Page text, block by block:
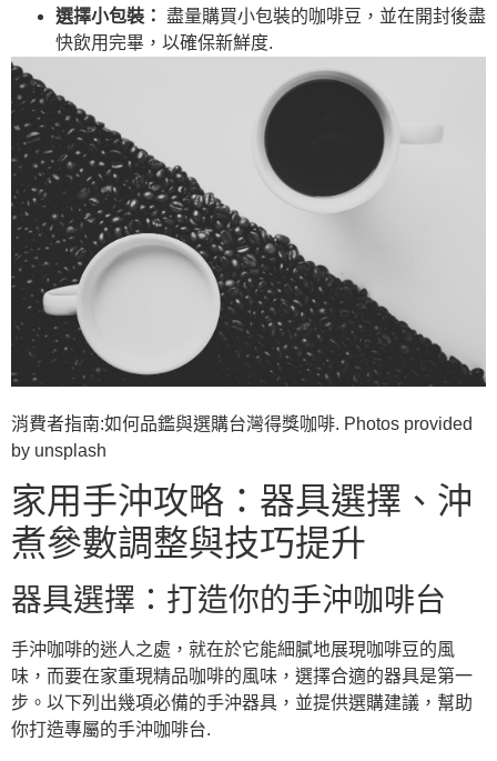
選擇小包裝： 盡量購買小包裝的咖啡豆，並在開封後盡
快飲用完畢，以確保新鮮度.
消費者指南:如何品鑑與選購台灣得獎咖啡. Photos provided
by unsplash
家用手沖攻略：器具選擇、沖
煮參數調整與技巧提升
器具選擇：打造你的手沖咖啡台
手沖咖啡的迷人之處，就在於它能細膩地展現咖啡豆的風
味，而要在家重現精品咖啡的風味，選擇合適的器具是第一
步。以下列出幾項必備的手沖器具，並提供選購建議，幫助
你打造專屬的手沖咖啡台.